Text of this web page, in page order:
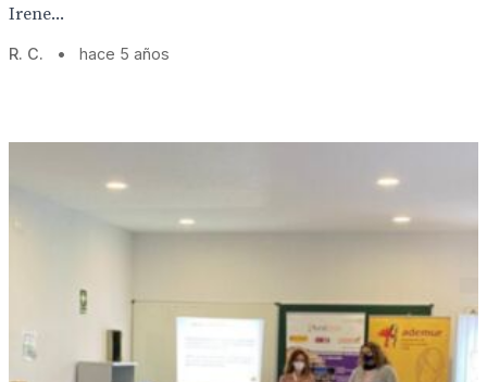
Irene...
R. C. • hace 5 años